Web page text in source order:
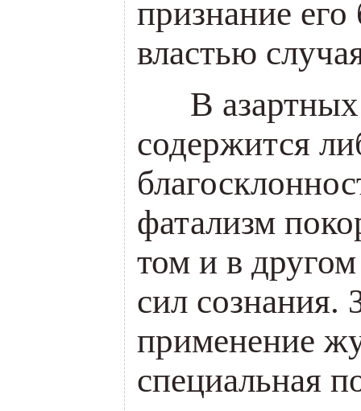
признание его
властью
В
содержится
фатализм
том и в
сил сознания.
применение
специальная